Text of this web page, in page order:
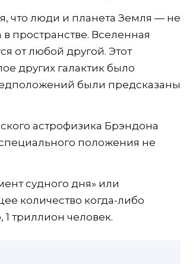
что люди и планета Земля — не
пространстве. Вселенная
от любой другой. Этот
других галактик было
были предсказаны
астрофизика Брэндона
положения не
судного дня» или
количество когда-либо
триллион человек.